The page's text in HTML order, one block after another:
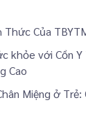
Thức Của
khỏe với Cồn Y
Cao
Miệng ở Trẻ: